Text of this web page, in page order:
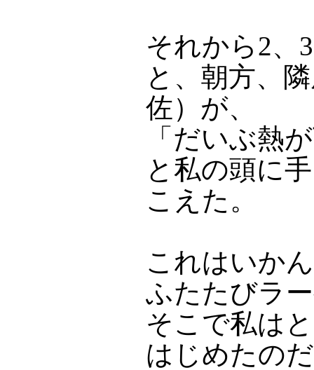
それから2、
と、朝方、
佐）が、
「だいぶ熱
と私の頭に
こえた。
これはいか
ふたたびラ
そこで私は
はじめたの